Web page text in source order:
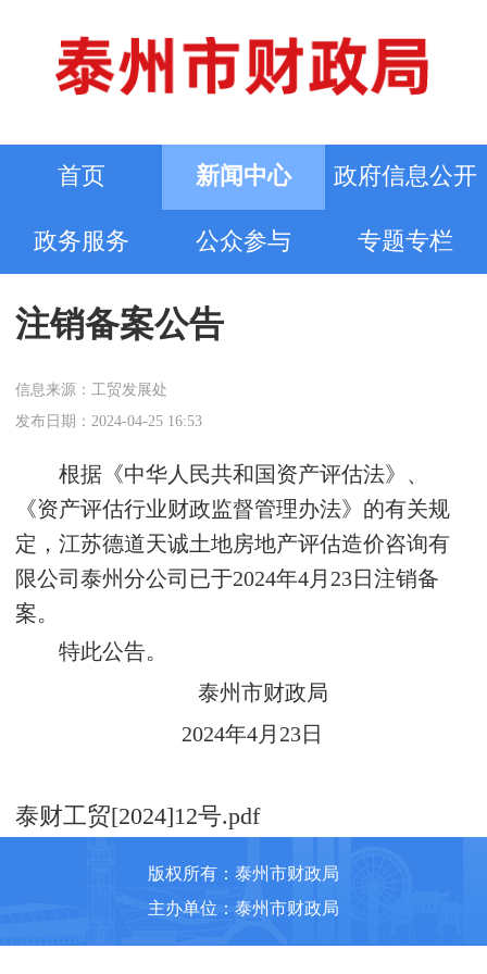
首页 新闻中心 政府信息公开
政务服务 公众参与 专题专栏
注销备案公告
信息来源：工贸发展处
发布日期：2024-04-25 16:53
根据《中华人民共和国资产评估法》、
《资产评估行业财政监督管理办法》的有关规
定 ，江苏德道天诚土地房地产评估造价咨询有
限公司泰州分公司已于2024年4月23日注销备
案。
特此公告。
泰州市财政局
2024年4月23日
泰财工贸[2024]12号.pdf
版权所有：泰州市财政局
主办单位：泰州市财政局